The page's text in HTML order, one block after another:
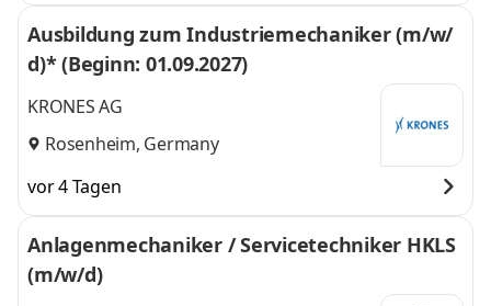
Ausbildung zum Industriemechaniker (m/w/
d)* (Beginn: 01.09.2027)
KRONES AG
Rosenheim, Germany
vor 4 Tagen
Anlagenmechaniker / Servicetechniker HKLS
(m/w/d)